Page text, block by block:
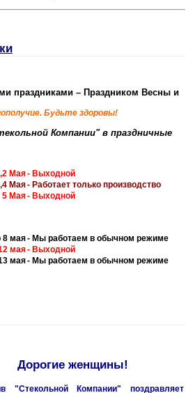
праздниками – Праздником Весны и
Будьте здоровы!
Компании" в праздничные
Мая- Выходной
Мая- Работает только производство
5 Мая- Выходной
8 мая- Мы работаем в обычном режиме
мая- Выходной
мая- Мы работаем в обычном режиме
Дорогие женщины!
"Стекольной Компании" поздравляет